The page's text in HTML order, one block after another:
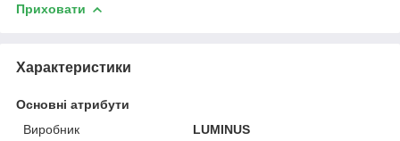
Приховати
Характеристики
Основні атрибути
Виробник
LUMINUS